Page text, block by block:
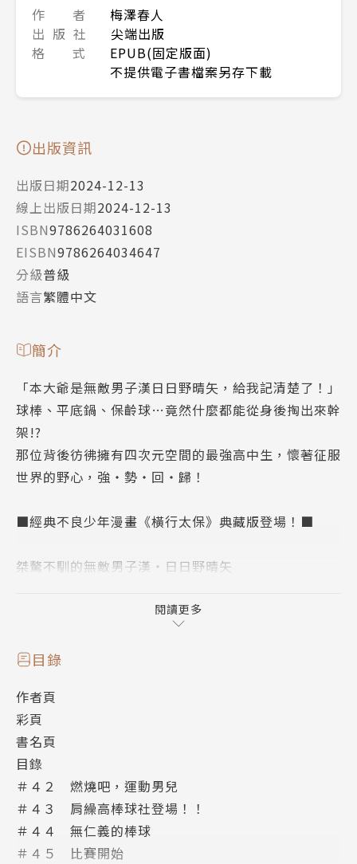
作 者
梅澤春人
出 版 社
尖端出版
格 式
EPUB(固定版面)
不提供電子書檔案另存下載
出版資訊
出版日期2024-12-13
線上出版日期2024-12-13
ISBN9786264031608
EISBN9786264034647
分級普級
語言繁體中文
簡介
「本大爺是無敵男子漢日日野晴矢，給我記清楚了！」
球棒、平底鍋、保齡球…竟然什麼都能從身後掏出來幹
架!?
那位背後彷彿擁有四次元空間的最強高中生，懷著征服
世界的野心，強・勢・回・歸！
■經典不良少年漫畫《橫行太保》典藏版登場！■
桀驁不馴的無敵男子漢・日日野晴矢
人小志氣高的未來大畫家・岡本清志朗
勇敢追愛的亮麗JK・山奈美智留
歌頌屬於我們的熱血青春！
【書籍特色】
✦全系列內文重新翻譯潤飾，讓新版讀起來更順暢，並
放大開本至25K，提升閱讀舒適度。
✦重新設計台灣典藏版書衣，並獨家收錄封面彩圖為開
頭彩頁，完整重現梅澤春人筆下的帥氣角色。
閱讀更多
目錄
作者頁
彩頁
書名頁
目錄
＃４２ 燃燒吧，運動男兒
＃４３ 肩繰高棒球社登場！！
＃４４ 無仁義的棒球
＃４５ 比賽開始